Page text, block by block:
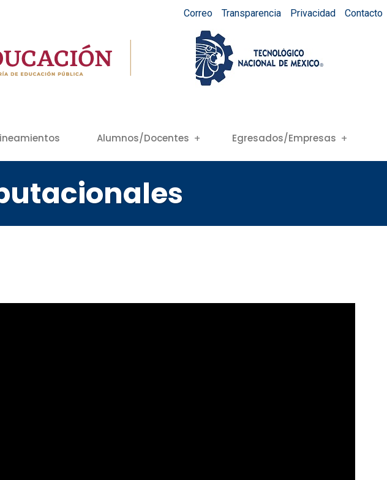
Correo Transparencia Privacidad Contacto
Alumnos/Docentes Egresados/Empresas